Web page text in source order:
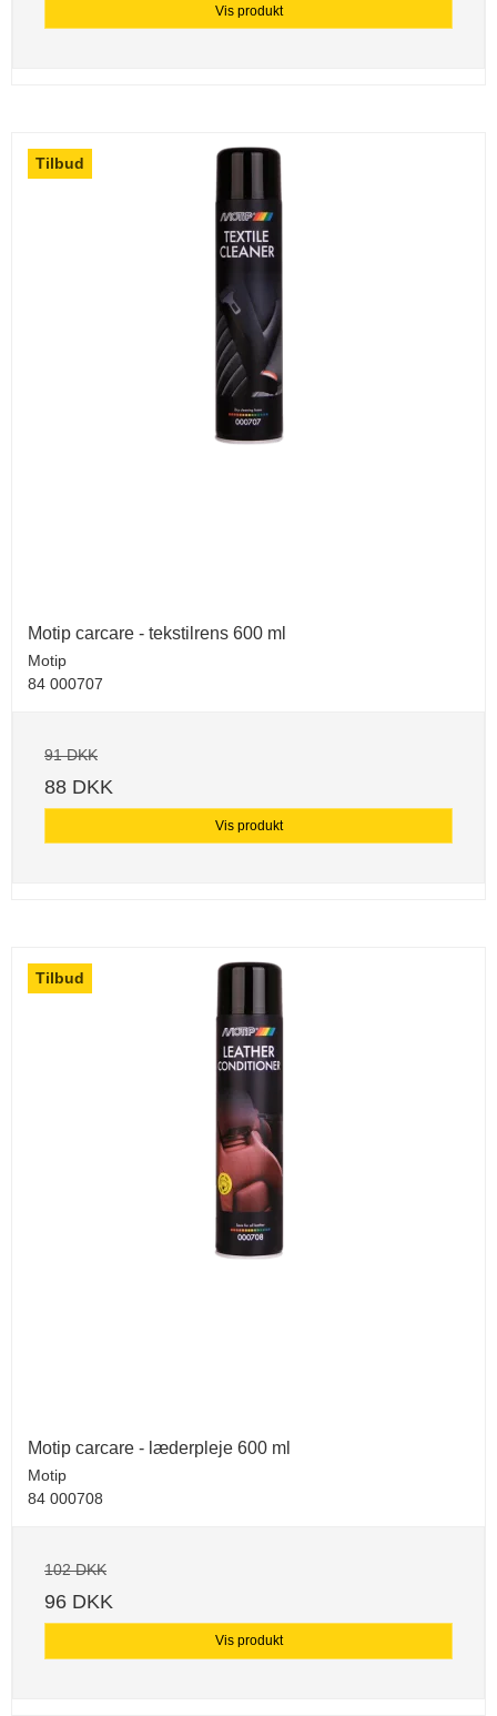
Vis produkt
Tilbud
Motip carcare - tekstilrens 600 ml
Motip
84 000707
91 DKK
88 DKK
Vis produkt
Tilbud
Motip carcare - læderpleje 600 ml
Motip
84 000708
102 DKK
96 DKK
Vis produkt